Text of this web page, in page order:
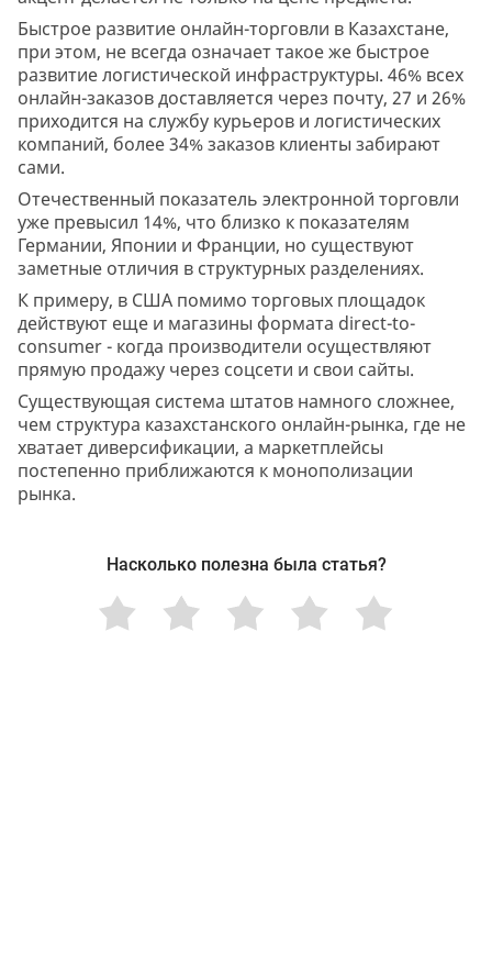
Быстрое развитие онлайн-торговли в Казахстане,
при этом, не всегда означает такое же быстрое
развитие логистической инфраструктуры. 46% всех
онлайн-заказов доставляется через почту, 27 и 26%
приходится на службу курьеров и логистических
компаний, более 34% заказов клиенты забирают
сами.
Отечественный показатель электронной торговли
уже превысил 14%, что близко к показателям
Германии, Японии и Франции, но существуют
заметные отличия в структурных разделениях.
К примеру, в США помимо торговых площадок
действуют еще и магазины формата direct-to-
consumer - когда производители осуществляют
прямую продажу через соцсети и свои сайты.
Существующая система штатов намного сложнее,
чем структура казахстанского онлайн-рынка, где не
хватает диверсификации, а маркетплейсы
постепенно приближаются к монополизации
рынка.
Насколько полезна была статья?